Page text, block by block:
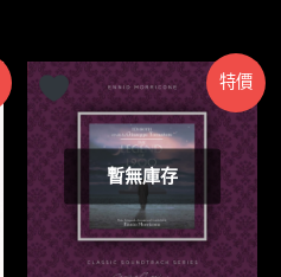
特價
暫無庫存